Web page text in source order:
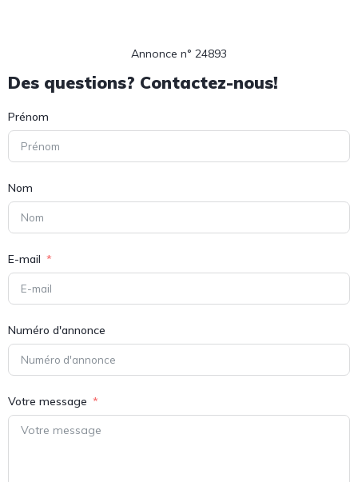
Annonce n° 24893
Des questions? Contactez-nous!
Prénom
Nom
E-mail
Numéro d'annonce
Votre message